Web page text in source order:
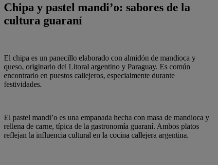
Chipa y pastel mandi’o: sabores de la
cultura guaraní
El chipa es un panecillo elaborado con almidón de mandioca y
queso, originario del Litoral argentino y Paraguay. Es común
encontrarlo en puestos callejeros, especialmente durante
festividades.
El pastel mandi’o es una empanada hecha con masa de mandioca y
rellena de carne, típica de la gastronomía guaraní. Ambos platos
reflejan la influencia cultural en la cocina callejera argentina.